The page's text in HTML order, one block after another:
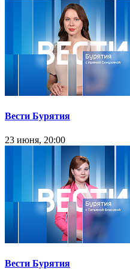
Вести Бурятия
23 июня, 20:00
Вести Бурятия